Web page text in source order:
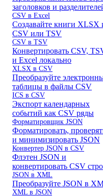
заголовков и
CSV в Excel
Создавайте книги XLSX
CSV или TSV
CSV в TSV
Конвертировать CSV,
и Excel локально
XLSX в CSV
Преобразуйте
таблицы в файлы CSV
ICS в CSV
Экспорт календарных
событий как CSV ряды
Форматировщик JSON
Форматировать,
и минимизировать JSON
Конвертер JSON в CSV
Флэтен JSON и
конвертировать CSV
JSON в XML
Преобразуйте JSON в
XML в JSON